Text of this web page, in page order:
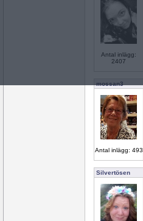
Antal inlägg:
2407
mossan3
Antal inlägg: 493
Silvertösen